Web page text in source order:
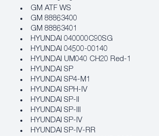
GM ATF WS
GM 88863400
GM 88863401
HYUNDAI 040000C90SG
HYUNDAI 04500-00140
HYUNDAI UM040 CH20 Red-1
HYUNDAI SP
HYUNDAI SP4-M1
HYUNDAI SPH-IV
HYUNDAI SP-II
HYUNDAI SP-III
HYUNDAI SP-IV
HYUNDAI SP-IV-RR